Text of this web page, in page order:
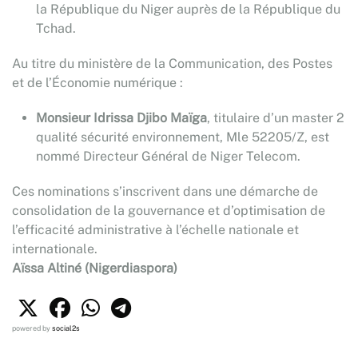
la République du Niger auprès de la République du
Tchad.
Au titre du ministère de la Communication, des Postes
et de l’Économie numérique :
Monsieur Idrissa Djibo Maïga, titulaire d’un master 2
qualité sécurité environnement, Mle 52205/Z, est
nommé Directeur Général de Niger Telecom.
Ces nominations s’inscrivent dans une démarche de
consolidation de la gouvernance et d’optimisation de
l’efficacité administrative à l’échelle nationale et
internationale.
Aïssa Altiné (Nigerdiaspora)
powered bysocial2s